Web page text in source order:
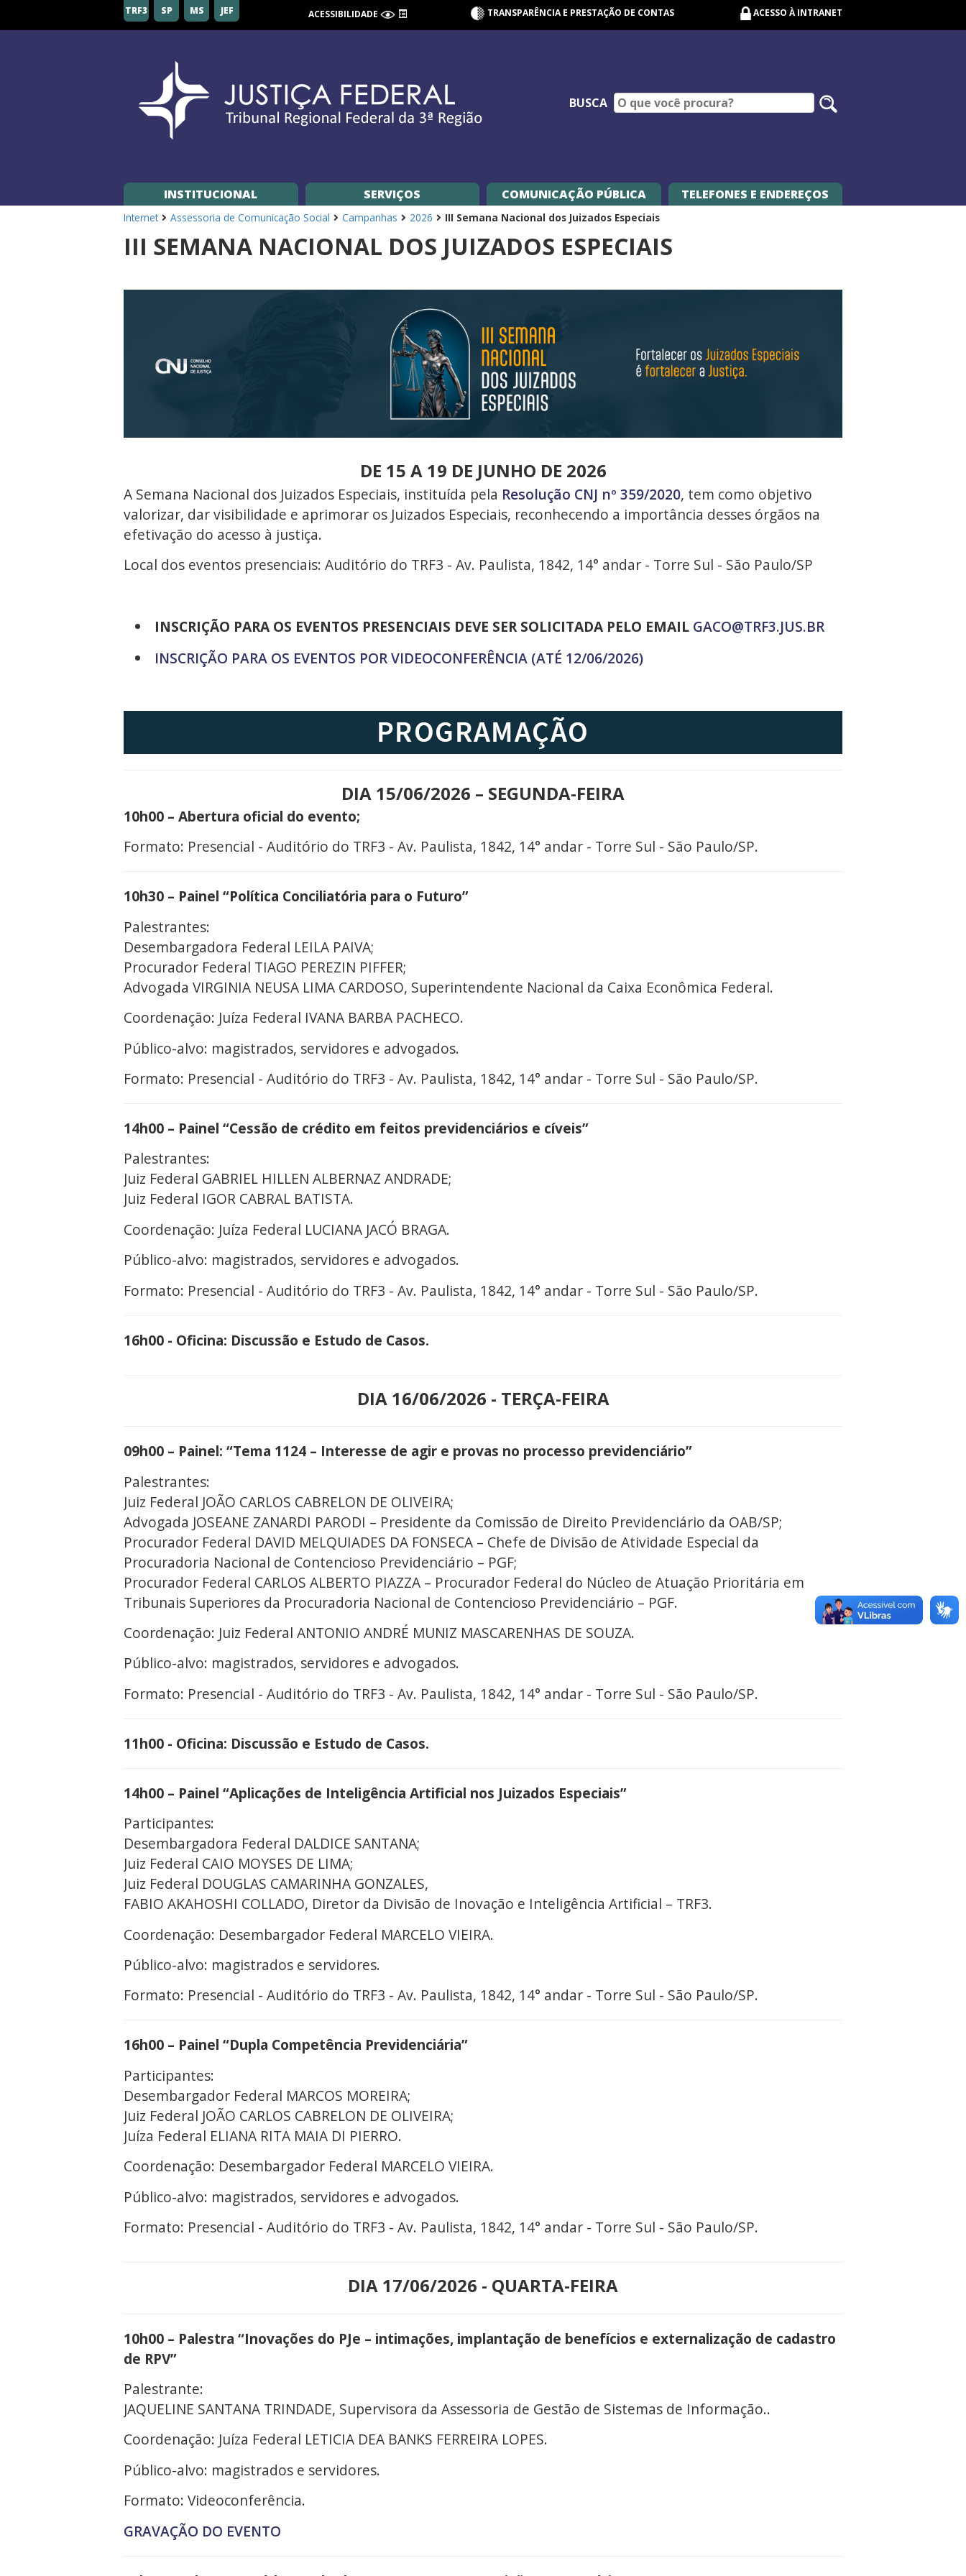
Federal
TRF3 SP MS JEF ACESSIBILIDADE TRANSPARÊNCIA E PRESTAÇÃO DE CONTAS ACESSO À INTRANET
BUSCA
INSTITUCIONAL SERVIÇOS COMUNICAÇÃO PÚBLICA TELEFONES E ENDEREÇOS
Internet Assessoria de Comunicação Social Campanhas 2026 III Semana Nacional dos Juizados Especiais
III SEMANA NACIONAL DOS JUIZADOS ESPECIAIS
DE 15 A 19 DE JUNHO DE 2026
A Semana Nacional dos Juizados Especiais, instituída pela Resolução CNJ nº 359/2020, tem como objetivo
valorizar, dar visibilidade e aprimorar os Juizados Especiais, reconhecendo a importância desses órgãos na
efetivação do acesso à justiça.
Local dos eventos presenciais: Auditório do TRF3 - Av. Paulista, 1842, 14° andar - Torre Sul - São Paulo/SP
INSCRIÇÃO PARA OS EVENTOS PRESENCIAIS DEVE SER SOLICITADA PELO EMAIL GACO@TRF3.JUS.BR
INSCRIÇÃO PARA OS EVENTOS POR VIDEOCONFERÊNCIA (ATÉ 12/06/2026)
DIA 15/06/2026 – SEGUNDA-FEIRA
10h00 – Abertura oficial do evento;
Formato: Presencial - Auditório do TRF3 - Av. Paulista, 1842, 14° andar - Torre Sul - São Paulo/SP.
10h30 – Painel “Política Conciliatória para o Futuro”
Palestrantes:
Desembargadora Federal LEILA PAIVA;
Procurador Federal TIAGO PEREZIN PIFFER;
Advogada VIRGINIA NEUSA LIMA CARDOSO, Superintendente Nacional da Caixa Econômica Federal.
Coordenação: Juíza Federal IVANA BARBA PACHECO.
Público-alvo: magistrados, servidores e advogados.
Formato: Presencial - Auditório do TRF3 - Av. Paulista, 1842, 14° andar - Torre Sul - São Paulo/SP.
14h00 – Painel “Cessão de crédito em feitos previdenciários e cíveis”
Palestrantes:
Juiz Federal GABRIEL HILLEN ALBERNAZ ANDRADE;
Juiz Federal IGOR CABRAL BATISTA.
Coordenação: Juíza Federal LUCIANA JACÓ BRAGA.
Público-alvo: magistrados, servidores e advogados.
Formato: Presencial - Auditório do TRF3 - Av. Paulista, 1842, 14° andar - Torre Sul - São Paulo/SP.
16h00 - Oficina: Discussão e Estudo de Casos.
DIA 16/06/2026 - TERÇA-FEIRA
09h00 – Painel: “Tema 1124 – Interesse de agir e provas no processo previdenciário”
Palestrantes:
Juiz Federal JOÃO CARLOS CABRELON DE OLIVEIRA;
Advogada JOSEANE ZANARDI PARODI – Presidente da Comissão de Direito Previdenciário da OAB/SP;
Procurador Federal DAVID MELQUIADES DA FONSECA – Chefe de Divisão de Atividade Especial da
Procuradoria Nacional de Contencioso Previdenciário – PGF;
Procurador Federal CARLOS ALBERTO PIAZZA – Procurador Federal do Núcleo de Atuação Prioritária em
Tribunais Superiores da Procuradoria Nacional de Contencioso Previdenciário – PGF.
Coordenação: Juiz Federal ANTONIO ANDRÉ MUNIZ MASCARENHAS DE SOUZA.
Público-alvo: magistrados, servidores e advogados.
Formato: Presencial - Auditório do TRF3 - Av. Paulista, 1842, 14° andar - Torre Sul - São Paulo/SP.
11h00 - Oficina: Discussão e Estudo de Casos.
14h00 – Painel “Aplicações de Inteligência Artificial nos Juizados Especiais”
Participantes:
Desembargadora Federal DALDICE SANTANA;
Juiz Federal CAIO MOYSES DE LIMA;
Juiz Federal DOUGLAS CAMARINHA GONZALES,
FABIO AKAHOSHI COLLADO, Diretor da Divisão de Inovação e Inteligência Artificial – TRF3.
Coordenação: Desembargador Federal MARCELO VIEIRA.
Público-alvo: magistrados e servidores.
Formato: Presencial - Auditório do TRF3 - Av. Paulista, 1842, 14° andar - Torre Sul - São Paulo/SP.
16h00 – Painel “Dupla Competência Previdenciária”
Participantes:
Desembargador Federal MARCOS MOREIRA;
Juiz Federal JOÃO CARLOS CABRELON DE OLIVEIRA;
Juíza Federal ELIANA RITA MAIA DI PIERRO.
Coordenação: Desembargador Federal MARCELO VIEIRA.
Público-alvo: magistrados, servidores e advogados.
Formato: Presencial - Auditório do TRF3 - Av. Paulista, 1842, 14° andar - Torre Sul - São Paulo/SP.
DIA 17/06/2026 - QUARTA-FEIRA
10h00 – Palestra “Inovações do PJe – intimações, implantação de benefícios e externalização de cadastro
de RPV”
Palestrante:
JAQUELINE SANTANA TRINDADE, Supervisora da Assessoria de Gestão de Sistemas de Informação..
Coordenação: Juíza Federal LETICIA DEA BANKS FERREIRA LOPES.
Público-alvo: magistrados e servidores.
Formato: Videoconferência.
GRAVAÇÃO DO EVENTO